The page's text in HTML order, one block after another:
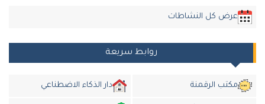
عرض كل النشاطات
روابط سريعة
مكتب الرقمنة دار الذكاء الاضطناعي